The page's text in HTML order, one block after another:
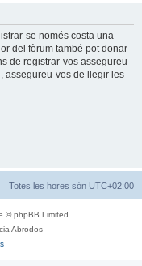
se només costa una
del fòrum també pot donar
de registrar-vos assegureu-
assegureu-vos de llegir les
Totes les hores són UTC+02:00
© phpBB Limited
Abrodos